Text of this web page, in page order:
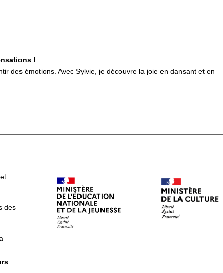
!
des émotions. Avec Sylvie, je découvre la joie en dansant et en
des